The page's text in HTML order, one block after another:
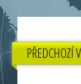
PŘEDCHOZÍ